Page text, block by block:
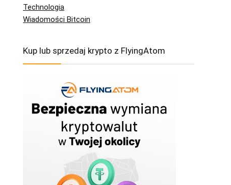
Technologia
Wiadomości Bitcoin
Kup lub sprzedaj krypto z FlyingAtom